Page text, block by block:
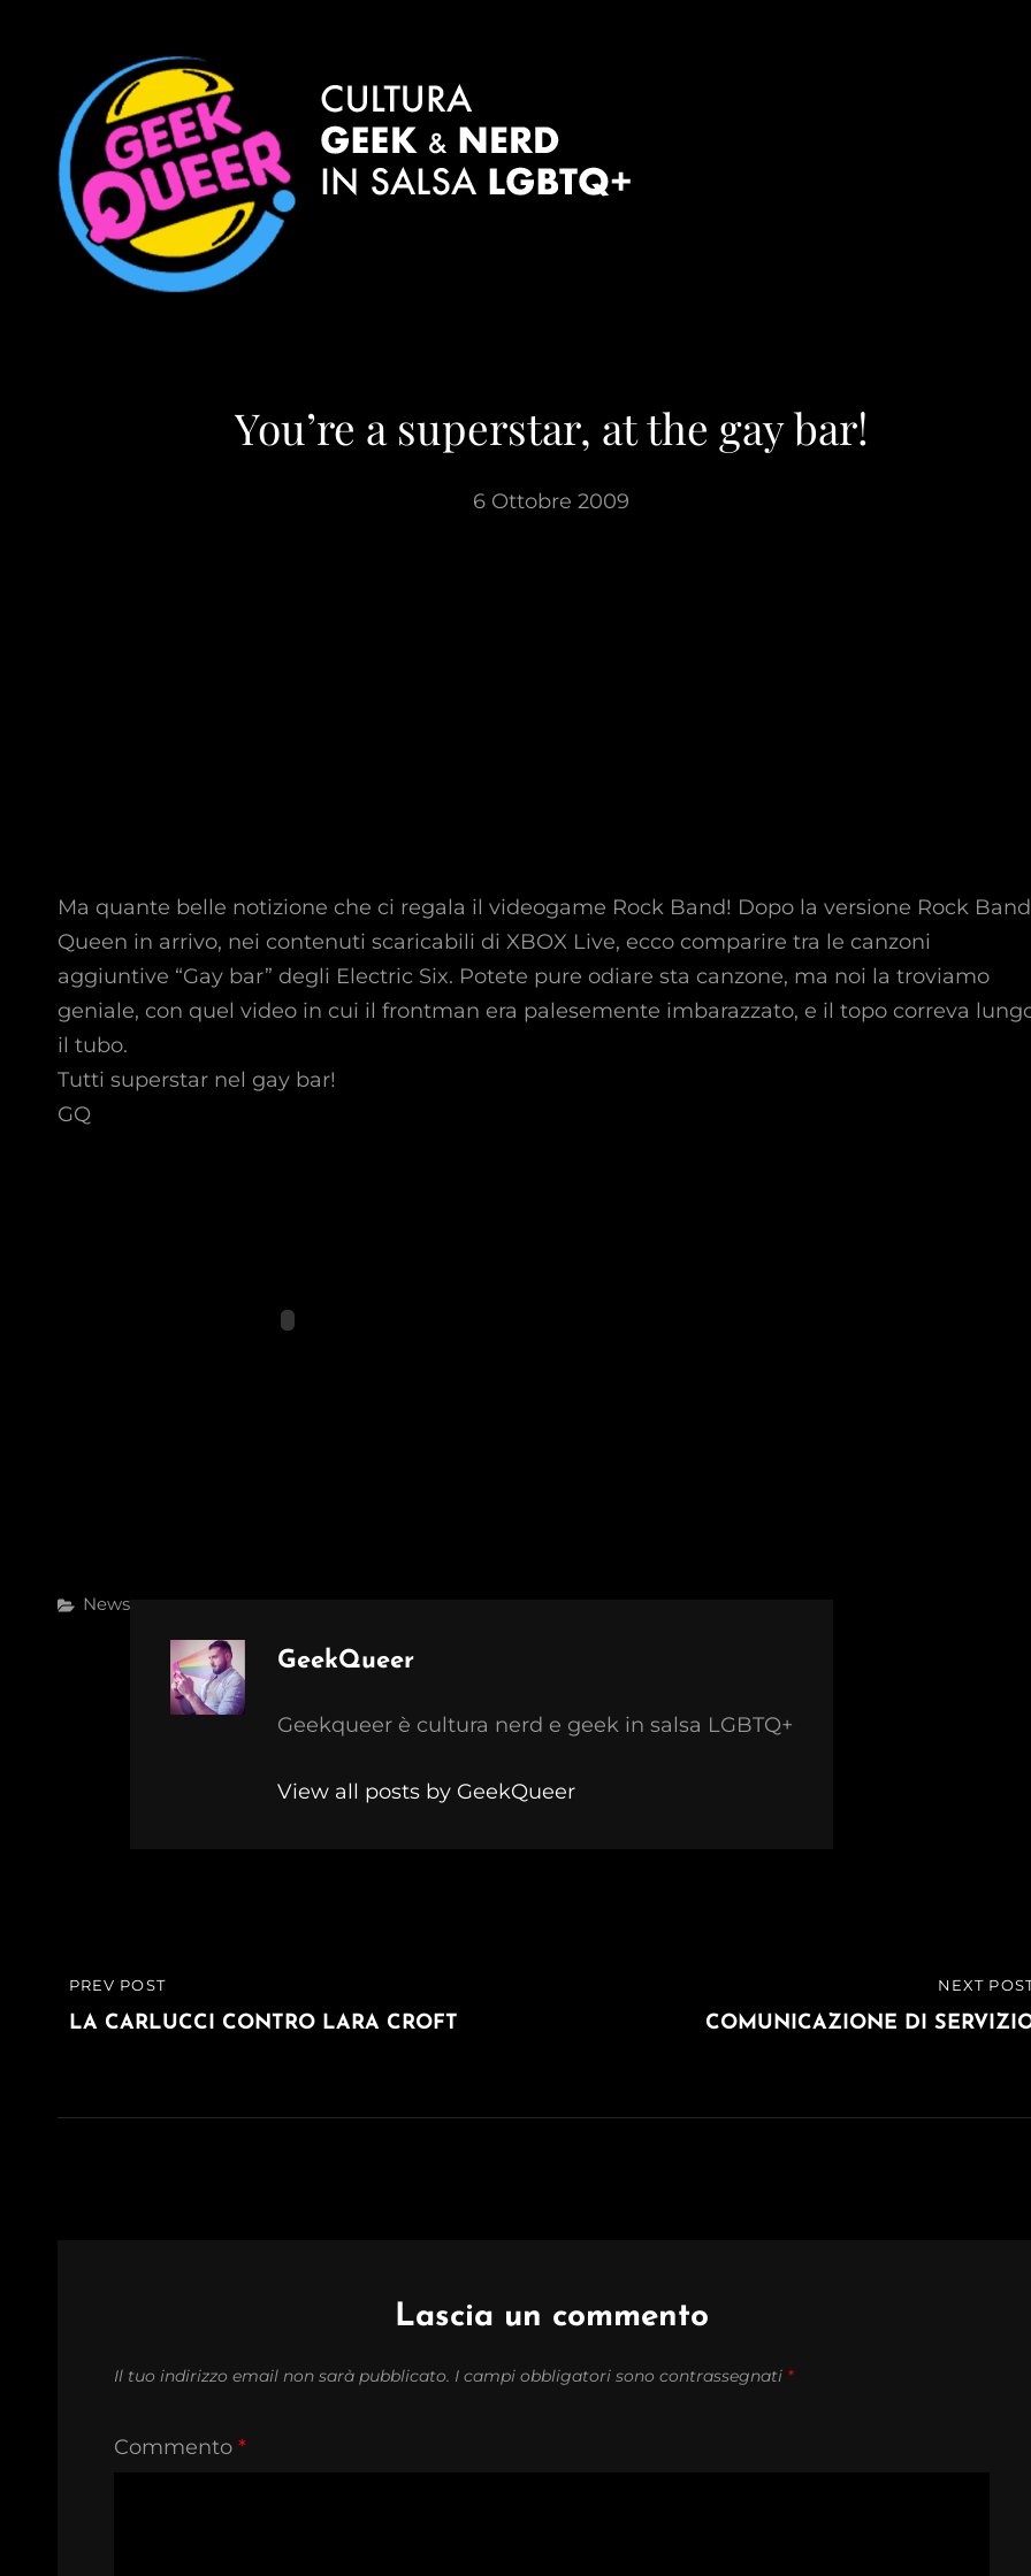
You’re a superstar, at the gay bar!
6 Ottobre 2009
Ma quante belle notizione che ci regala il videogame Rock Band! Dopo la versione Rock Band
Queen in arrivo, nei contenuti scaricabili di XBOX Live, ecco comparire tra le canzoni
aggiuntive “Gay bar” degli Electric Six. Potete pure odiare sta canzone, ma noi la troviamo
geniale, con quel video in cui il frontman era palesemente imbarazzato, e il topo correva
il tubo.
Tutti superstar nel gay bar!
GQ
Categories
News
Author:
GeekQueer
Geekqueer è cultura nerd e geek in salsa LGBTQ+
View all posts by GeekQueer
Navigazione
articoli
PREVIOUS
POST
PREV POST
LA CARLUCCI CONTRO LARA CROFT
NEXT
COMUNICAZIONE DI
Lascia un commento
Il tuo indirizzo email non sarà pubblicato. I campi obbligatori sono contrassegnati *
Commento *